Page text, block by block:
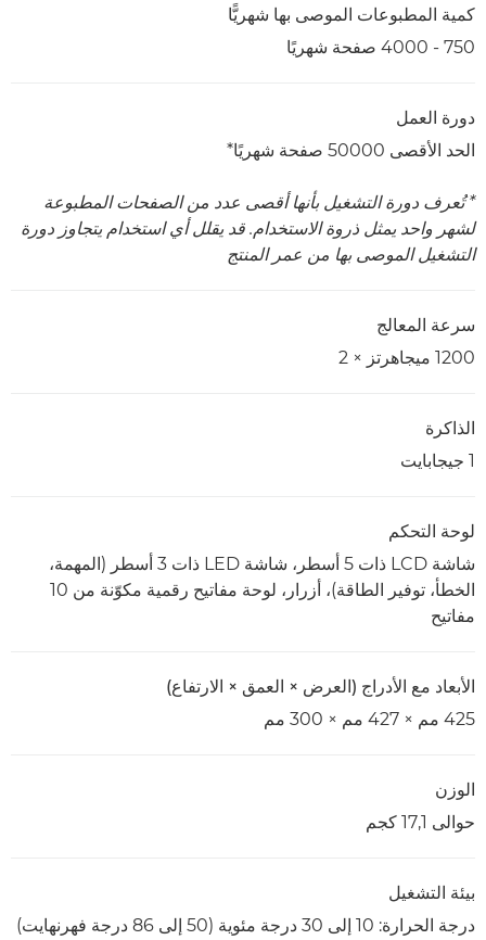
كمية المطبوعات الموصى بها شهريًّا
750 - 4000 صفحة شهريًا
دورة العمل
الحد الأقصى 50000 صفحة شهريًا*
* تُعرف دورة التشغيل بأنها أقصى عدد من الصفحات المطبوعة
لشهر واحد يمثل ذروة الاستخدام. قد يقلل أي استخدام يتجاوز دورة
التشغيل الموصى بها من عمر المنتج
سرعة المعالج
1200 ميجاهرتز × 2
الذاكرة
1 جيجابايت
لوحة التحكم
شاشة LCD ذات 5 أسطر، شاشة LED ذات 3 أسطر (المهمة،
الخطأ، توفير الطاقة)، أزرار، لوحة مفاتيح رقمية مكوّنة من 10
مفاتيح
الأبعاد مع الأدراج (العرض × العمق × الارتفاع)
425 مم × 427 مم × 300 مم
الوزن
حوالى 17,1 كجم
بيئة التشغيل
درجة الحرارة: 10 إلى 30 درجة مئوية (50 إلى 86 درجة فهرنهايت)